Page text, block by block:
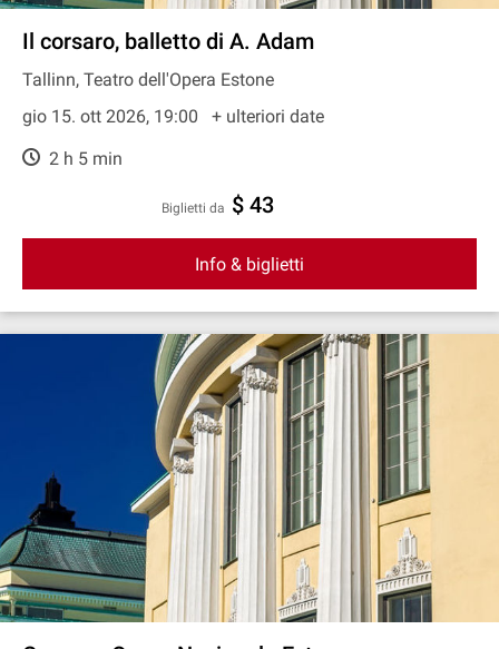
Il corsaro, balletto di A. Adam
Tallinn, Teatro dell'Opera Estone
gio 15. ott 2026, 19:00
+ ulteriori date
2 h 5 min
Biglietti da $ 43
Info & biglietti